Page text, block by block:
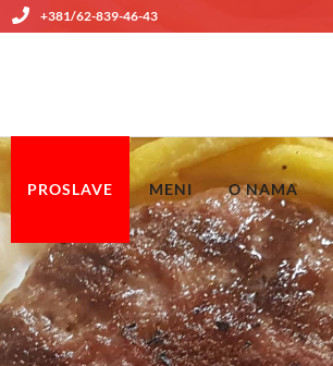
+381/62-839-46-43
PROSLAVE MENI O NAMA